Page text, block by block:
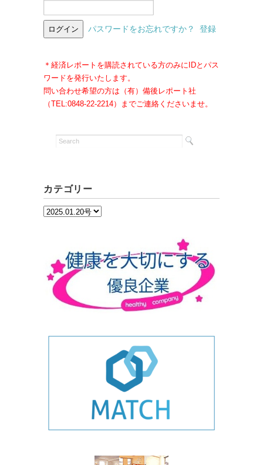
パスワードをお忘れですか？ 登録
＊経済レポートを購読されている方のみにIDとパス
ワードを発行いたします。
問い合わせ希望の方は（有）備後レポート社
（TEL:0848-22-2214）までご連絡くださいませ。
カテゴリー
カ